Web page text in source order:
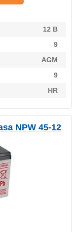
12 В
9
AGM
9
HR
NPW 45-12